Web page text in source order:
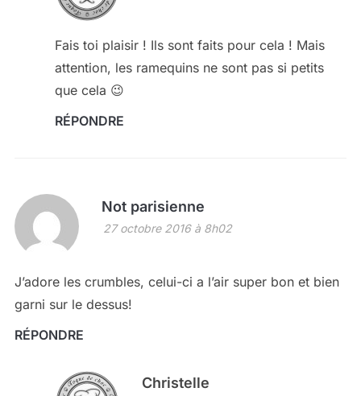
Fais toi plaisir ! Ils sont faits pour cela ! Mais
attention, les ramequins ne sont pas si petits
que cela 😉
RÉPONDRE
Not parisienne
27 octobre 2016 à 8h02
J’adore les crumbles, celui-ci a l’air super bon et bien
garni sur le dessus!
RÉPONDRE
Christelle